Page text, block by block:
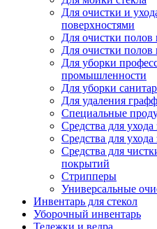
Для очистки и
поверхностями
Для очистки полов
Для очистки полов
Для уборки
промышленности
Для уборки
Для удаления
Специальные
Средства для
Средства для
Средства для
покрытий
Стрипперы
Универсальные
Инвентарь для стекол
Уборочный инвентарь
Тележки и ведра